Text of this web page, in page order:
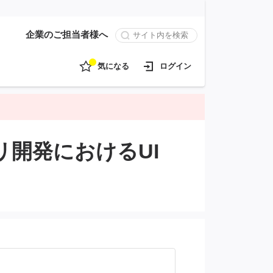
企業のご担当者様へ
気になる ログイン
開発におけるUI